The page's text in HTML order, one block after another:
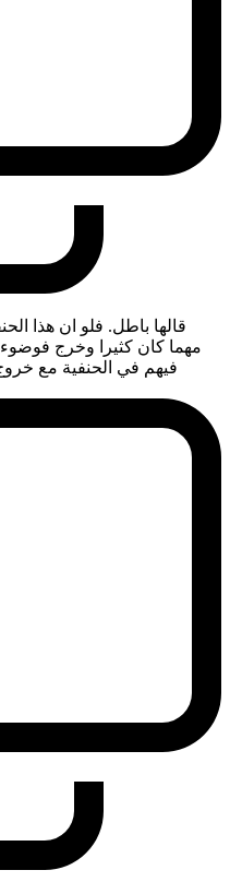
قالها باطل. فلو ان هذا
مهما كان كثيرا وخرج فوضوء
فيهم في الحنفية مع